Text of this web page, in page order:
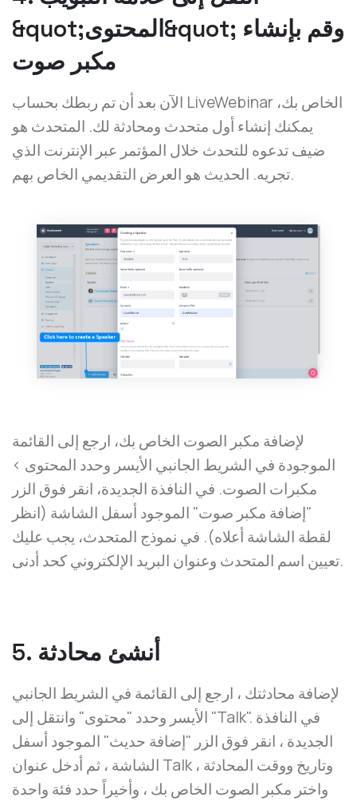
&quot;المحتوى&quot; وقم بإنشاء
مكبر صوت
الآن بعد أن تم ربطك بحساب LiveWebinar الخاص بك،
يمكنك إنشاء أول متحدث ومحادثة لك. المتحدث هو
ضيف تدعوه للتحدث خلال المؤتمر عبر الإنترنت الذي
تجريه. الحديث هو العرض التقديمي الخاص بهم.
لإضافة مكبر الصوت الخاص بك، ارجع إلى القائمة
الموجودة في الشريط الجانبي الأيسر وحدد المحتوى >
مكبرات الصوت. في النافذة الجديدة، انقر فوق الزر
"إضافة مكبر صوت" الموجود أسفل الشاشة (انظر
لقطة الشاشة أعلاه). في نموذج المتحدث، يجب عليك
تعيين اسم المتحدث وعنوان البريد الإلكتروني كحد أدنى.
5. أنشئ محادثة
لإضافة محادثتك ، ارجع إلى القائمة في الشريط الجانبي
الأيسر وحدد "محتوى" وانتقل إلى "Talk". في النافذة
الجديدة ، انقر فوق الزر "إضافة حديث" الموجود أسفل
الشاشة ، ثم أدخل عنوان Talk وتاريخ ووقت المحادثة ،
واختر مكبر الصوت الخاص بك ، وأخيراً حدد فئة واحدة